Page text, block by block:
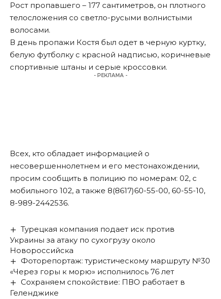
Рост пропавшего – 177 сантиметров, он плотного
телосложения со светло-русыми волнистыми
волосами.
В день пропажи Костя был одет в черную куртку,
белую футболку с красной надписью, коричневые
спортивные штаны и серые кроссовки.
- РЕКЛАМА -
Всех, кто обладает информацией о
несовершеннолетнем и его местонахождении,
просим сообщить в полицию по номерам: 02, с
мобильного 102, а также 8(8617)60-55-00, 60-55-10,
8-989-2442536.
Турецкая компания подает иск против
Украины за атаку по сухогрузу около
Новороссийска
Фоторепортаж: туристическому маршруту №30
«Через горы к морю» исполнилось 76 лет
Сохраняем спокойствие: ПВО работает в
Геленджике